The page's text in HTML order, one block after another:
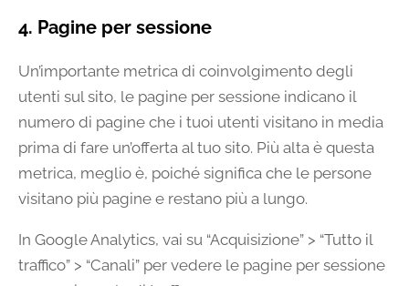
4. Pagine per sessione
Un’importante metrica di coinvolgimento degli
utenti sul sito, le pagine per sessione indicano il
numero di pagine che i tuoi utenti visitano in media
prima di fare un’offerta al tuo sito. Più alta è questa
metrica, meglio è, poiché significa che le persone
visitano più pagine e restano più a lungo.
In Google Analytics, vai su “Acquisizione” > “Tutto il
traffico” > “Canali” per vedere le pagine per sessione